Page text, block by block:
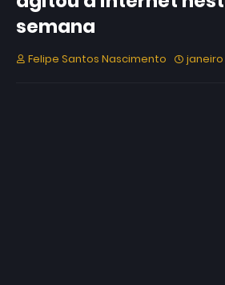
semana
Felipe Santos Nascimento janeiro